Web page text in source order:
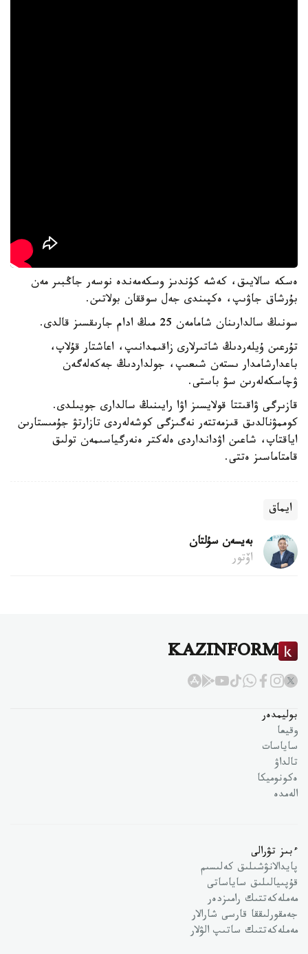
ەسكە سالايىق، كەشە كۇندىز وسكەمەندە نوسەر جاڭبىر مەن
بۇرشاق جاۋىپ، ەكپىندى جەل سوققان بولاتىن.
سونىڭ سالدارىنان شامامەن 25 مىڭ ادام جارىقسىز قالدى.
تۇرعىن ۇيلەردىڭ شاتىرلارى زاقىمدانىپ، اعاشتار قۇلاپ،
باعدارشامدار ىستەن شىعىپ، جولداردىڭ جەكەلەگەن
ۋچاسكەلەرىن سۋ باستى.
قازىرگى ۋاقىتتا قولايسىز اۋا رايىنىڭ سالدارى جويىلدى.
كوممۋنالدىق قىزمەتتەر نەگىزگى كوشەلەردى تازارتۋ جۇمىستارىن
اياقتاپ، شاعىن اۋدانداردى ەلەكتر ەنەرگياسىمەن تولىق
قامتاماسىز ەتتى.
ايماق
بەيسەن سۇلتان
اۆتور
KAZINFORM
بوليمدەر
وقيعا
ساياسات
تالداۋ
ەكونوميكا
الەمدە
ءبىز تۋرالى
پايدالانۋشىلىق كەلىسىم
قۇپىيالىلىق ساياساتى
مەملەكەتتىك رامىزدەر
جەمقورلىققا قارسى شارالار
مەملەكەتتىك ساتىپ الۋلار